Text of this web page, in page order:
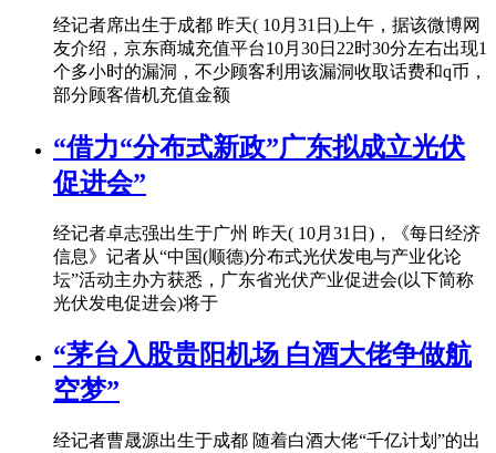
经记者席出生于成都 昨天( 10月31日)上午，据该微博网
友介绍，京东商城充值平台10月30日22时30分左右出现1
个多小时的漏洞，不少顾客利用该漏洞收取话费和q币，
部分顾客借机充值金额
“借力“分布式新政”广东拟成立光伏
促进会”
经记者卓志强出生于广州 昨天( 10月31日)，《每日经济
信息》记者从“中国(顺德)分布式光伏发电与产业化论
坛”活动主办方获悉，广东省光伏产业促进会(以下简称
光伏发电促进会)将于
“茅台入股贵阳机场 白酒大佬争做航
空梦”
经记者曹晟源出生于成都 随着白酒大佬“千亿计划”的出